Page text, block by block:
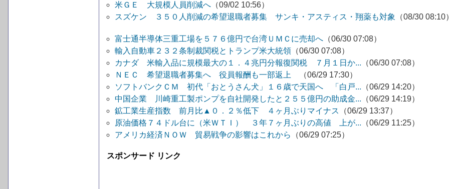
米ＧＥ 大規模人員削減へ （09/02 10:56）
スズケン ３５０人削減の希望退職者募集 サンキ・アスティス・翔薬も対象
（08/30 08:10
富士通半導体三重工場を５７６億円で台湾ＵＭＣに売却へ （06/30 07:08）
輸入自動車２３２条制裁関税とトランプ米大統領 （06/30 07:08）
カナダ 米輸入品に規模最大の１．４兆円分報復関税 ７月１日か... （06/30 07:08）
ＮＥＣ 希望退職者募集へ 役員報酬も一部返上
（06/29 17:30）
ソフトバンクＣＭ 初代「おとうさん犬」１６歳で天国へ 「白戸... （06/29 14:20）
中国企業 川崎重工製ポンプを自社開発したと２５５億円の助成金... （06/29 14:19）
鉱工業生産指数 前月比▲０．２％低下 ４ヶ月ぶりマイナス
（06/29 13:37）
原油価格７４ドル台に（米ＷＴＩ） ３年７ヶ月ぶりの高値 上が... （06/29 11:25）
アメリカ経済ＮＯＷ 貿易戦争の影響はこれから
（06/29 07:25）
スポンサード リンク